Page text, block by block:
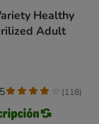
Healthy
Adult
(118)